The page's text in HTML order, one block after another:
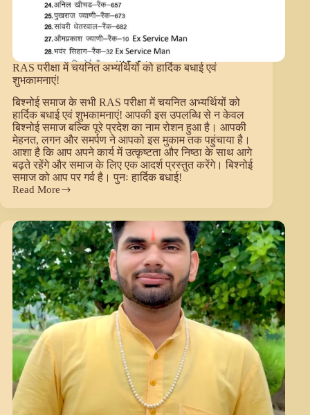
RAS परीक्षा में चयनित अभ्यर्थियों को हार्दिक बधाई एवं
शुभकामनाएं!
बिश्नोई समाज के सभी RAS परीक्षा में चयनित अभ्यर्थियों को
हार्दिक बधाई एवं शुभकामनाएं! आपकी इस उपलब्धि से न केवल
बिश्नोई समाज बल्कि पूरे प्रदेश का नाम रोशन हुआ है। आपकी
मेहनत, लगन और समर्पण ने आपको इस मुकाम तक पहुंचाया है।
आशा है कि आप अपने कार्य में उत्कृष्टता और निष्ठा के साथ आगे
बढ़ते रहेंगे और समाज के लिए एक आदर्श प्रस्तुत करेंगे। बिश्नोई
समाज को आप पर गर्व है। पुनः हार्दिक बधाई!
Read More
RAS
चयनित
अभ्यर्थियों
को
हार्दिक
बधाई
एवं
शुभकामनाएं!